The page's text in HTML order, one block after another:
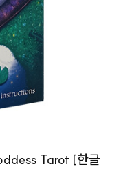
Tarot [한글